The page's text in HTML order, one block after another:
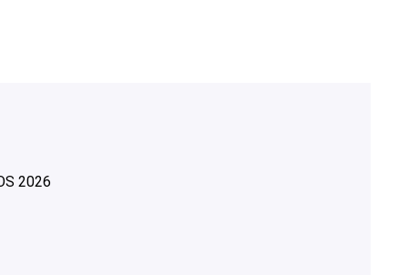
2026